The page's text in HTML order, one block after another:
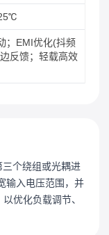
；EMI优化(抖频
反馈；轻载高效
个绕组或光耦进
输入电压范围，并
优化负载调节、